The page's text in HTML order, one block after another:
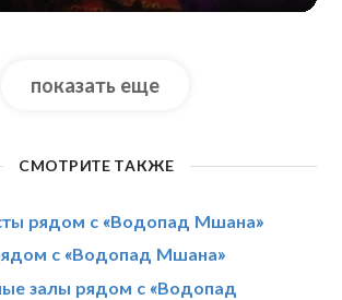
показать еще
СМОТРИТЕ ТАКЖЕ
рядом с «Водопад Мшана»
с «Водопад Мшана»
залы рядом с «Водопад